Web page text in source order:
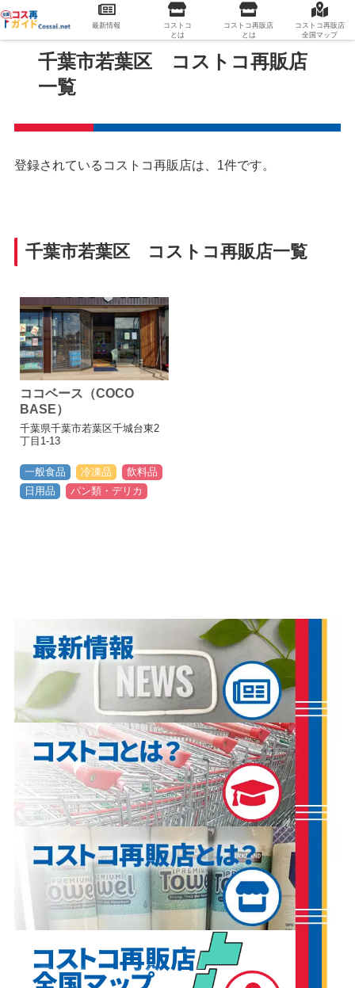
千葉市若葉区 コストコ再販店
一覧
登録されているコストコ再販店は、1件です。
千葉市若葉区 コストコ再販店一覧
ココベース（COCO
BASE）
千葉県千葉市若葉区千城台東2
丁目1-13
一般食品 冷凍品
飲料品
日用品
パン類・デリカ
最新情報
コストコ
とは
コストコ再販店
とは
コストコ再販店
全国マップ